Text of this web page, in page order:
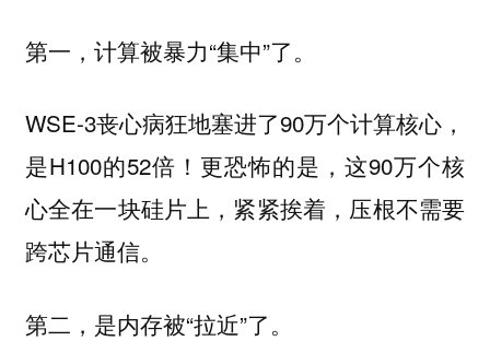
第一，计算被暴力“集中”了。
WSE-3丧心病狂地塞进了90万个计算核心，
是H100的52倍！更恐怖的是，这90万个核
心全在一块硅片上，紧紧挨着，压根不需要
跨芯片通信。
第二，是内存被“拉近”了。